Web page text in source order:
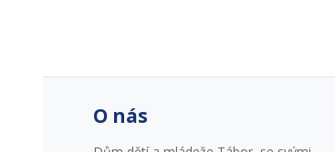
O nás